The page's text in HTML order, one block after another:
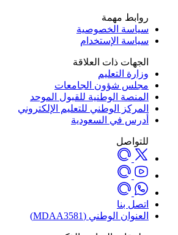
روابط مهمة
سياسة الخصوصية
سياسة الإستخدام
الجهات ذات العلاقة
وزارة التعليم
مجلس شؤون الجامعات
المنصة الوطنية للقبول الموحد
المركز الوطني للتعليم الإلكتروني
أدرس في السعودية
للتواصل
اتصل بنا
العنوان الوطني (MDAA3581)